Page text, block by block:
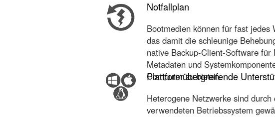
Notfallplan
Bootmedien können für fast
das damit die schleunige
native Backup-Client-Software
Metadaten und
Computer zu bieten.
Plattformübergreifende
Heterogene Netzwerke sind
verwendeten Betriebssystem